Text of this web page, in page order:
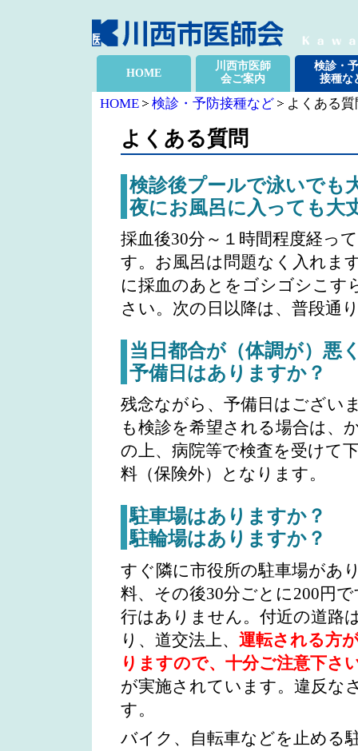
HOME
川西市医師
会ご案内
検診・
接種な
HOME 検診・予防接種など よくある質
よくある質問
検診後プールで泳いでも
夜にお風呂に入っても大
採血後30分～１時間程度経っ
す。お風呂は問題なく入れま
に採血のあとをゴシゴシこす
さい。次の日以降は、普段通
当日都合が（体調が）悪
予備日はありますか？
残念ながら、予備日はござい
も検診を希望される場合は、
の上、病院等で検査を受けて
料（保険外）となります。
駐車場はありますか？
駐輪場はありますか？
すぐ隣に市役所の駐車場があ
料、その後30分ごとに200円
行はありません。付近の道路
り、道交法上、 運転される方
りますので、十分ご注意下さ
が実施されています。違反な
す。
バイク、自転車などを止める